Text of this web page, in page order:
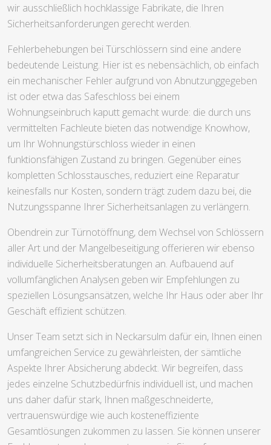
wir ausschließlich hochklassige Fabrikate, die Ihren
Sicherheitsanforderungen gerecht werden.
Fehlerbehebungen bei Türschlössern sind eine andere
bedeutende Leistung. Hier ist es nebensächlich, ob einfach
ein mechanischer Fehler aufgrund von Abnutzunggegeben
ist oder etwa das Safeschloss bei einem
Wohnungseinbruch kaputt gemacht wurde: die durch uns
vermittelten Fachleute bieten das notwendige Knowhow,
um Ihr Wohnungstürschloss wieder in einen
funktionsfähigen Zustand zu bringen. Gegenüber eines
kompletten Schlosstausches, reduziert eine Reparatur
keinesfalls nur Kosten, sondern trägt zudem dazu bei, die
Nutzungsspanne Ihrer Sicherheitsanlagen zu verlängern.
Obendrein zur Türnotöffnung, dem Wechsel von Schlössern
aller Art und der Mangelbeseitigung offerieren wir ebenso
individuelle Sicherheitsberatungen an. Aufbauend auf
vollumfänglichen Analysen geben wir Empfehlungen zu
speziellen Lösungsansätzen, welche Ihr Haus oder aber Ihr
Geschäft effizient schützen.
Unser Team setzt sich in Neckarsulm dafür ein, Ihnen einen
umfangreichen Service zu gewährleisten, der sämtliche
Aspekte Ihrer Absicherung abdeckt. Wir begreifen, dass
jedes einzelne Schutzbedürfnis individuell ist, und machen
uns daher dafür stark, Ihnen maßgeschneiderte,
vertrauenswürdige wie auch kosteneffiziente
Gesamtlösungen zukommen zu lassen. Sie können unserer